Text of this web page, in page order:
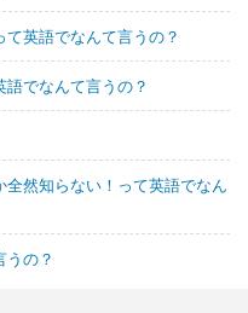
英語でなんて言うの？
でなんて言うの？
然知らない！って英語でなん
うの？